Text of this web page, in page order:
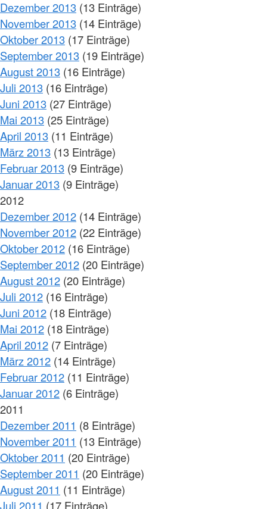
Dezember 2013 (13 Einträge)
November 2013 (14 Einträge)
Oktober 2013 (17 Einträge)
September 2013 (19 Einträge)
August 2013 (16 Einträge)
Juli 2013 (16 Einträge)
Juni 2013 (27 Einträge)
Mai 2013 (25 Einträge)
April 2013 (11 Einträge)
März 2013 (13 Einträge)
Februar 2013 (9 Einträge)
Januar 2013 (9 Einträge)
2012
Dezember 2012 (14 Einträge)
November 2012 (22 Einträge)
Oktober 2012 (16 Einträge)
September 2012 (20 Einträge)
August 2012 (20 Einträge)
Juli 2012 (16 Einträge)
Juni 2012 (18 Einträge)
Mai 2012 (18 Einträge)
April 2012 (7 Einträge)
März 2012 (14 Einträge)
Februar 2012 (11 Einträge)
Januar 2012 (6 Einträge)
2011
Dezember 2011 (8 Einträge)
November 2011 (13 Einträge)
Oktober 2011 (20 Einträge)
September 2011 (20 Einträge)
August 2011 (11 Einträge)
Juli 2011 (17 Einträge)